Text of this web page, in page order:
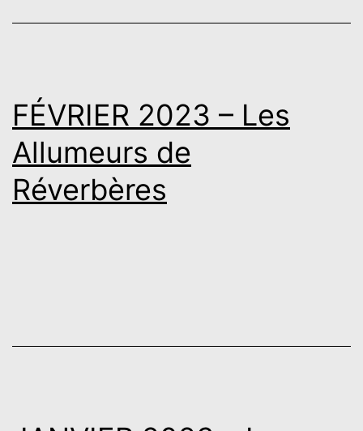
FÉVRIER 2023 – Les
Allumeurs de
Réverbères